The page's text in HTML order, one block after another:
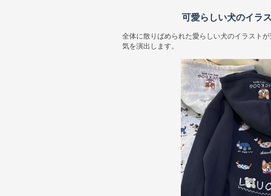
可愛らしい犬のイラ
全体に散りばめられた愛らしい犬のイラスト
気を演出します。